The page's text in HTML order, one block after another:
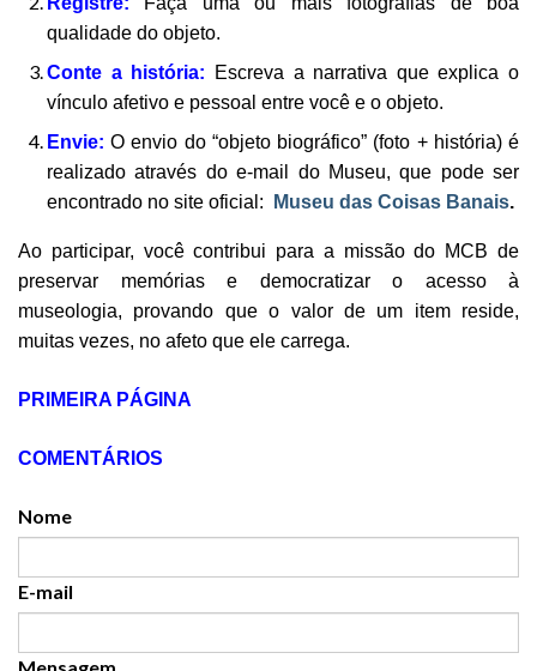
qualidade do objeto.
Conte a história: Escreva a narrativa que explica o
vínculo afetivo e pessoal entre você e o objeto.
Envie: O envio do “objeto biográfico” (foto + história) é
realizado através do e-mail do Museu, que pode ser
encontrado no site oficial:
Museu das Coisas Banais.
Ao participar, você contribui para a missão do MCB de
preservar memórias e democratizar o acesso à
museologia, provando que o valor de um item reside,
muitas vezes, no afeto que ele carrega.
PRIMEIRA PÁGINA
COMENTÁRIOS
Nome
E-mail
Mensagem